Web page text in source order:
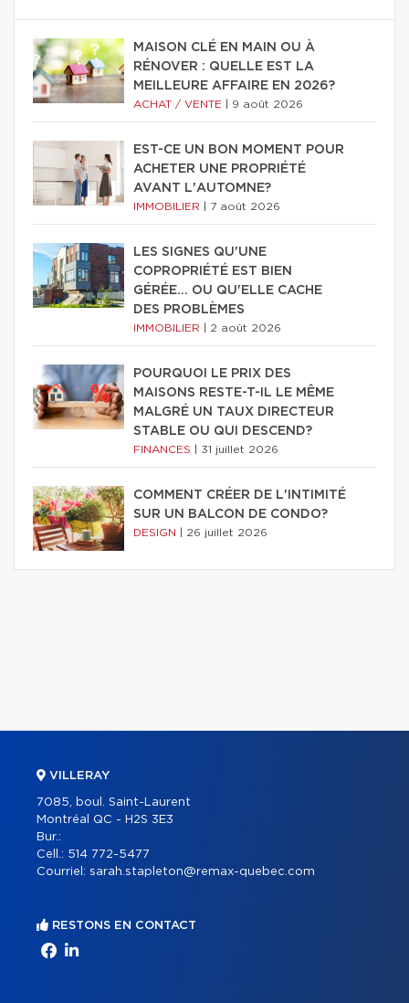
MAISON CLÉ EN MAIN OU À
RÉNOVER : QUELLE EST LA
MEILLEURE AFFAIRE EN 2026?
ACHAT / VENTE 9 août 2026
EST-CE UN BON MOMENT POUR
ACHETER UNE PROPRIÉTÉ
AVANT L'AUTOMNE?
IMMOBILIER 7 août 2026
LES SIGNES QU'UNE
COPROPRIÉTÉ EST BIEN
GÉRÉE… OU QU'ELLE CACHE
DES PROBLÈMES
IMMOBILIER 2 août 2026
POURQUOI LE PRIX DES
MAISONS RESTE-T-IL LE MÊME
MALGRÉ UN TAUX DIRECTEUR
STABLE OU QUI DESCEND?
FINANCES 31 juillet 2026
COMMENT CRÉER DE L'INTIMITÉ
SUR UN BALCON DE CONDO?
DESIGN 26 juillet 2026
VILLERAY
7085, boul. Saint-Laurent
Montréal QC - H2S 3E3
Bur.:
Cell.: 514 772-5477
Courriel: sarah.stapleton@remax-quebec.com
RESTONS EN CONTACT